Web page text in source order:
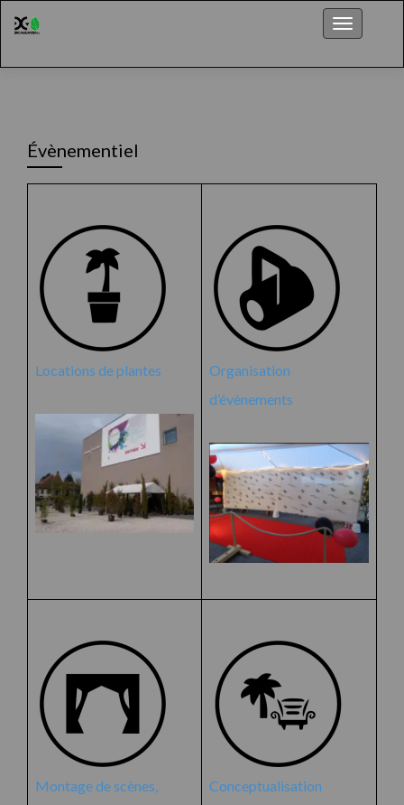
Menu
Évènementiel
Locations de plantes
Organisation
d’évènements
Montage de scènes,
Conceptualisation